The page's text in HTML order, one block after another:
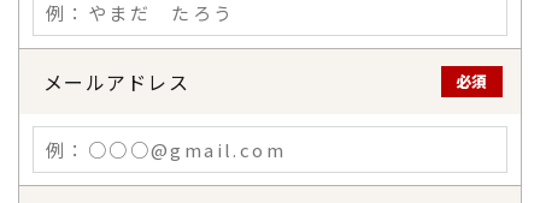
メールアドレス 必須